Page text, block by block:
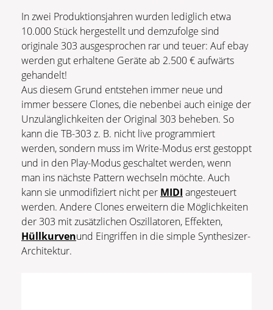
In zwei Produktionsjahren wurden lediglich etwa
10.000 Stück hergestellt und demzufolge sind
originale 303 ausgesprochen rar und teuer: Auf ebay
werden gut erhaltene Geräte ab 2.500 € aufwärts
gehandelt!
Aus diesem Grund entstehen immer neue und
immer bessere Clones, die nebenbei auch einige der
Unzulänglichkeiten der Original 303 beheben. So
kann die TB-303 z. B. nicht live programmiert
werden, sondern muss im Write-Modus erst gestoppt
und in den Play-Modus geschaltet werden, wenn
man ins nächste Pattern wechseln möchte. Auch
kann sie unmodifiziert nicht per MIDI angesteuert
werden. Andere Clones erweitern die Möglichkeiten
der 303 mit zusätzlichen Oszillatoren, Effekten,
Hüllkurvenund Eingriffen in die simple Synthesizer-
Architektur.